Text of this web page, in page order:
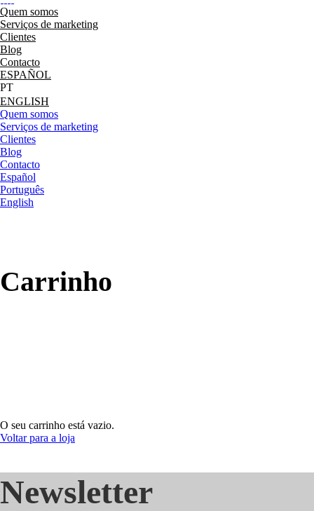
Quem somos
Serviços de marketing
Clientes
Blog
Contacto
ESPAÑOL
ENGLISH
Quem somos
Serviços de marketing
Clientes
Blog
Contacto
Español
Português
English
Carrinho
O seu carrinho está vazio.
Voltar para a loja
Newsletter